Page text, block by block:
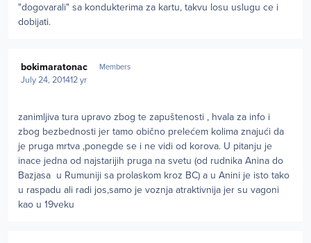
"dogovarali" sa kondukterima za kartu, takvu losu uslugu ce i
dobijati.
bokimaratonac Members
July 24, 201412 yr
zanimljiva tura upravo zbog te zapuštenosti , hvala za info i
zbog bezbednosti jer tamo obično prelećem kolima znajući da
je pruga mrtva ,ponegde se i ne vidi od korova. U pitanju je
inace jedna od najstarijih pruga na svetu (od rudnika Anina do
Bazjasa u Rumuniji sa prolaskom kroz BC) a u Anini je isto tako
u raspadu ali radi jos,samo je voznja atraktivnija jer su vagoni
kao u 19veku